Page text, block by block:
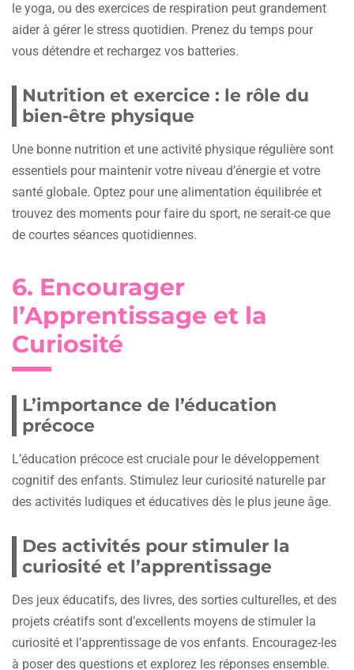
le yoga, ou des exercices de respiration peut grandement
aider à gérer le stress quotidien. Prenez du temps pour
vous détendre et rechargez vos batteries.
Nutrition et exercice : le rôle du
bien-être physique
Une bonne nutrition et une activité physique régulière sont
essentiels pour maintenir votre niveau d’énergie et votre
santé globale. Optez pour une alimentation équilibrée et
trouvez des moments pour faire du sport, ne serait-ce que
de courtes séances quotidiennes.
6. Encourager
l’Apprentissage et la
Curiosité
L’importance de l’éducation
précoce
L’éducation précoce est cruciale pour le développement
cognitif des enfants. Stimulez leur curiosité naturelle par
des activités ludiques et éducatives dès le plus jeune âge.
Des activités pour stimuler la
curiosité et l’apprentissage
Des jeux éducatifs, des livres, des sorties culturelles, et des
projets créatifs sont d’excellents moyens de stimuler la
curiosité et l’apprentissage de vos enfants. Encouragez-les
à poser des questions et explorez les réponses ensemble.